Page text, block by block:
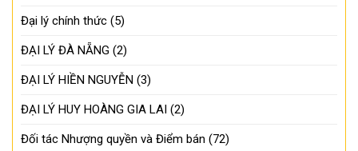
Đại lý chính thức (5)
ĐẠI LÝ ĐÀ NẴNG (2)
ĐẠI LÝ HIỀN NGUYỄN (3)
ĐẠI LÝ HUY HOÀNG GIA LAI (2)
Đối tác Nhượng quyền và Điểm bán (72)